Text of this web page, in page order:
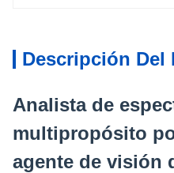
Descripción Del
Analista de
multipropósito
agente de visión